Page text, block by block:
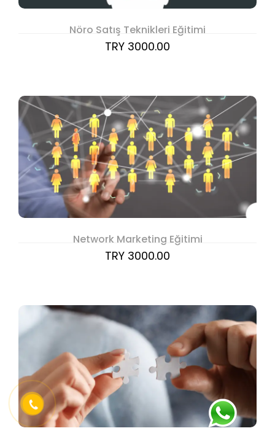
Nöro Satış Teknikleri Eğitimi
TRY 3000.00
Network Marketing Eğitimi
TRY 3000.00